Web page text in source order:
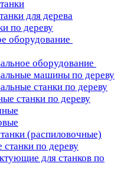
для дерева
по дереву
оборудование
оборудование
машины по дереву
станки по дереву
станки по дереву
(распиловочные)
по дереву
для станков по